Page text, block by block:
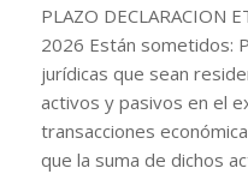
PLAZO DECLARACION
2026 Están sometidos:
jurídicas que sean
activos y pasivos en el
transacciones
que la suma de dichos